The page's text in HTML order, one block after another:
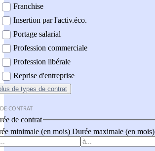
Franchise
Insertion par l'activ.éco.
Portage salarial
Profession commerciale
Profession libérale
Reprise d'entreprise
de types de contrat
CONTRAT
de contrat
minimale (en mois) Durée maximale (en mois)